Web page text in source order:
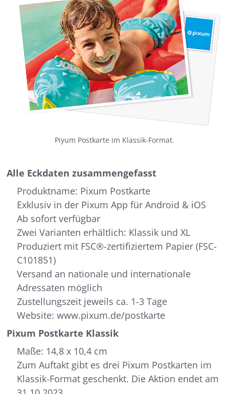
Piyum Postkarte im Klassik-Format.
Alle Eckdaten zusammengefasst
Produktname: Pixum Postkarte
Exklusiv in der Pixum App für Android & iOS
Ab sofort verfügbar
Zwei Varianten erhältlich: Klassik und XL
Produziert mit FSC®-zertifiziertem Papier (FSC-
C101851)
Versand an nationale und internationale
Adressaten möglich
Zustellungszeit jeweils ca. 1-3 Tage
Website: www.pixum.de/postkarte
Pixum Postkarte Klassik
Maße: 14,8 x 10,4 cm
Zum Auftakt gibt es drei Pixum Postkarten im
Klassik-Format geschenkt. Die Aktion endet am